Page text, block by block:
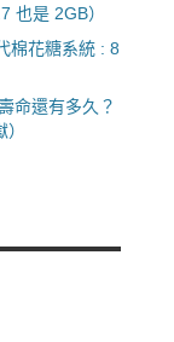
也是 2GB）
棉花糖系統 : 8
命還有多久？